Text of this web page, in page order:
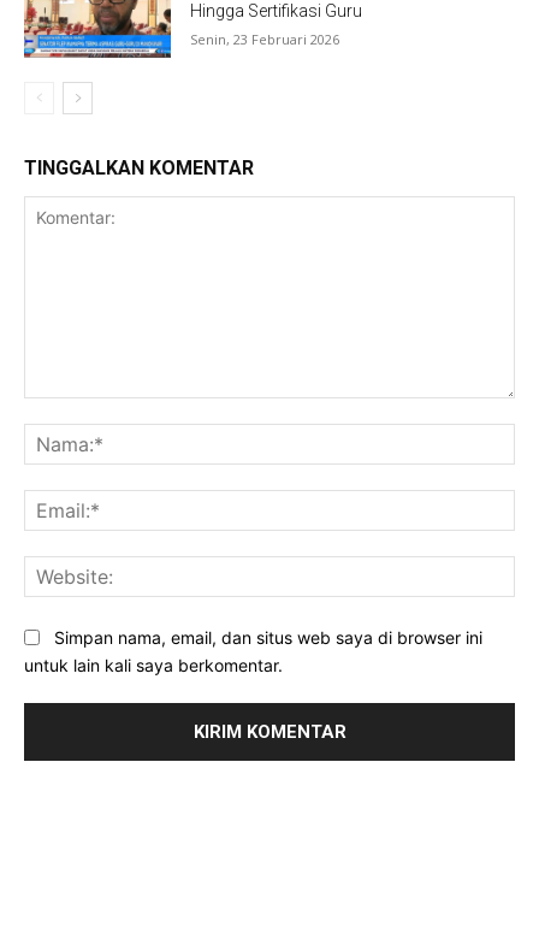
Hingga Sertifikasi Guru
Senin, 23 Februari 2026
TINGGALKAN KOMENTAR
Simpan nama, email, dan situs web saya di browser ini
untuk lain kali saya berkomentar.